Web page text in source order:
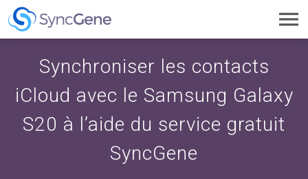
Synchroniser les contacts
iCloud avec le Samsung Galaxy
S20 à l’aide du service gratuit
SyncGene